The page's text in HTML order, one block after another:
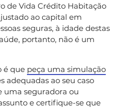
de Vida Crédito Habitação
ao capital em
seguras, à idade destas
portanto, não é um
é que peça uma simulação
adequadas ao seu caso
uma seguradora ou
e certifique-se que